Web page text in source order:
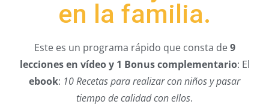
en la familia.
Este es un programa rápido que consta de9
lecciones en vídeo y 1 Bonus complementario: El
ebook: 10 Recetas para realizar con niños y pasar
tiempo de calidad con ellos.